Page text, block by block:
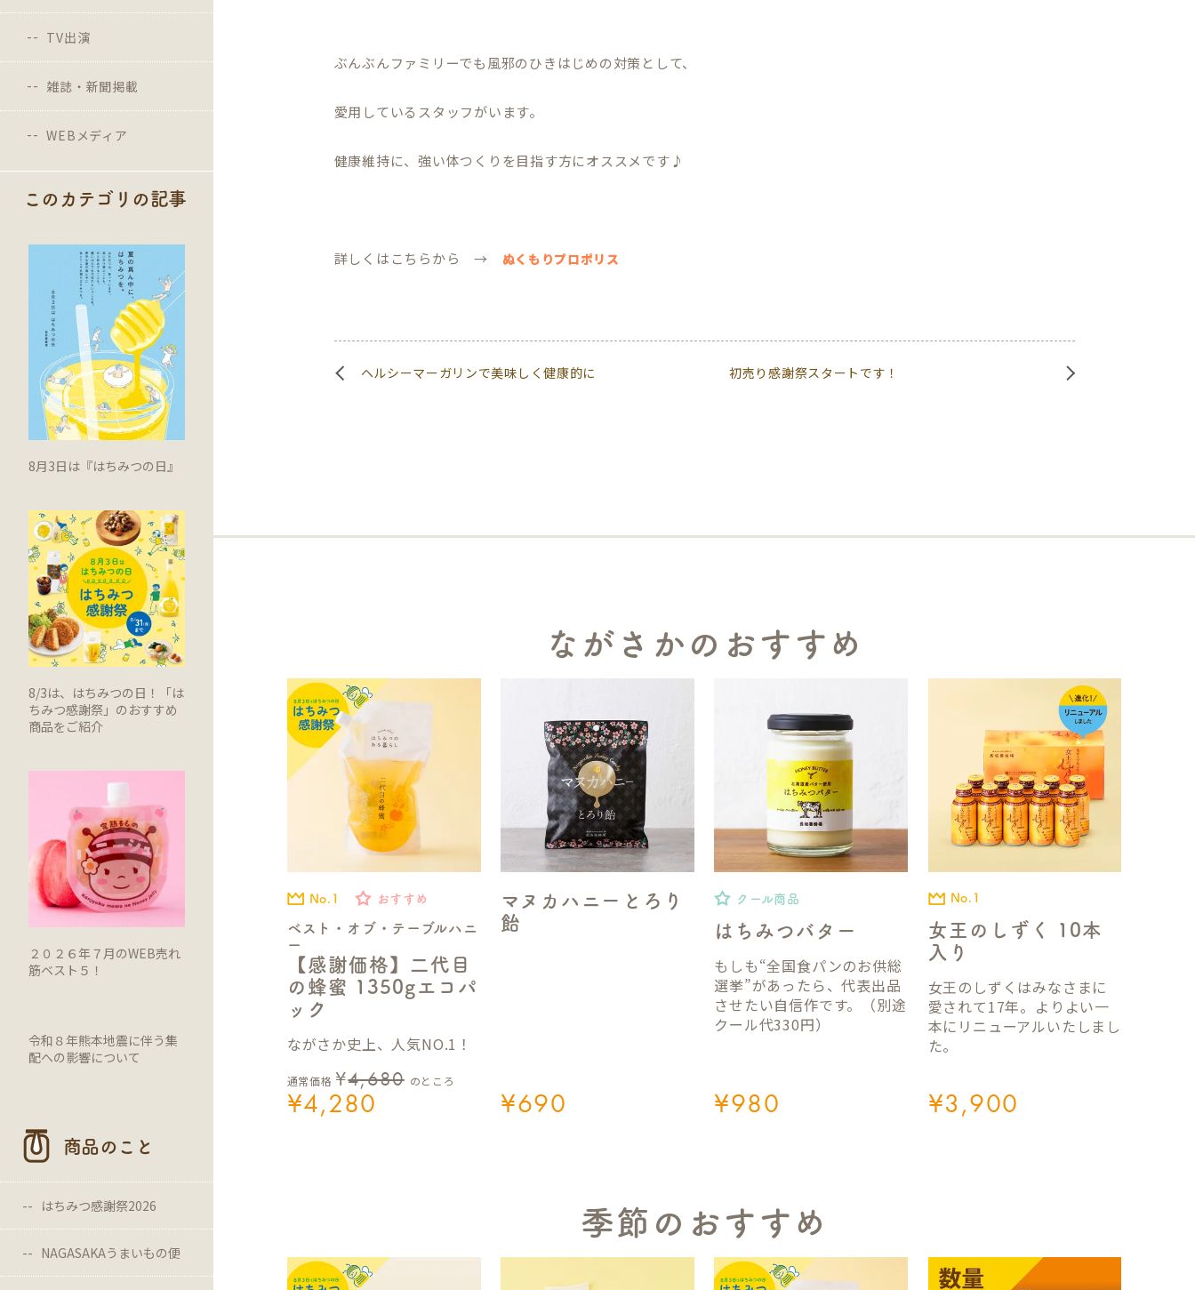
TV出演
雑誌・新聞掲載
WEBメディア
このカテゴリの記事
8月3日は『はちみつの日』
8/3は、はちみつの日！「は
ちみつ感謝祭」のおすすめ
商品をご紹介
２０２６年７月のWEB売れ
筋ベスト５！
令和８年熊本地震に伴う集
配への影響について
商品のこと
はちみつ感謝祭2026
NAGASAKAうまいもの便
ぶんぶんファミリーでも風邪のひきはじめの対策として、
愛用しているスタッフがいます。
健康維持に、強い体つくりを目指す方にオススメです♪
詳しくはこちらから → ぬくもりプロポリス
ヘルシーマーガリンで美味しく健康的に 初売り感謝祭スタートです！
ながさかのおすすめ
ベスト・オブ・テーブルハニ
ー
【感謝価格】二代目
の蜂蜜 1350gエコパ
ック
No.1 おすすめ
通常価格 ¥4,680 のところ
¥4,280
ながさか史上、人気NO.1！
マヌカハニーとろり
飴
¥690
はちみつバター
クール商品
¥980
もしも“全国食パンのお供総
選挙”があったら、代表出品
させたい自信作です。（別途
クール代330円）
女王のしずく 10本
入り
No.1
¥3,900
女王のしずくはみなさまに
愛されて17年。よりよい一
本にリニューアルいたしまし
た。
季節のおすすめ